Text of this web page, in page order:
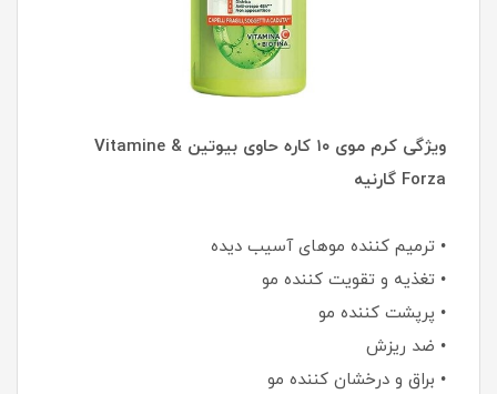
ویژگی کرم موی ۱۰ کاره حاوی بیوتین Vitamine &
Forza گارنیه
• ترمیم کننده موهای آسیب دیده
• تغذیه و تقویت کننده مو
• پرپشت کننده مو
• ضد ریزش
• براق و درخشان کننده مو